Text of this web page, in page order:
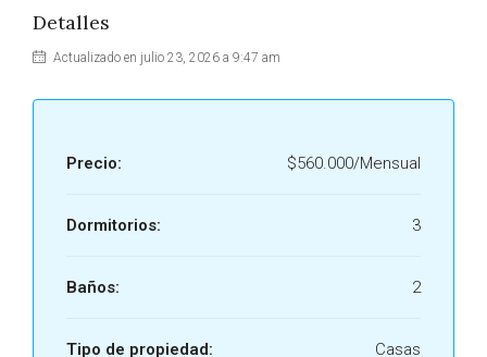
Detalles
Actualizado en julio 23, 2026 a 9:47 am
Precio: $560.000/Mensual
Dormitorios: 3
Baños: 2
Tipo de propiedad: Casas